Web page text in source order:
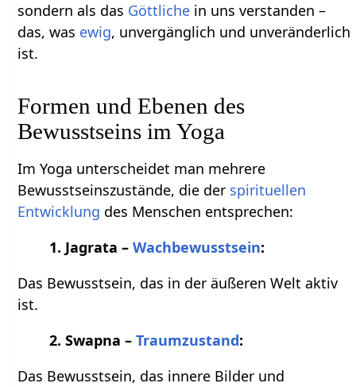
sondern als das Göttliche in uns verstanden –
das, was ewig, unvergänglich und unveränderlich
ist.
Formen und Ebenen des
Bewusstseins im Yoga
Im Yoga unterscheidet man mehrere
Bewusstseinszustände, die der spirituellen
Entwicklung des Menschen entsprechen:
1. Jagrata –Wachbewusstsein:
Das Bewusstsein, das in der äußeren Welt aktiv
ist.
2. Swapna –Traumzustand:
Das Bewusstsein, das innere Bilder und